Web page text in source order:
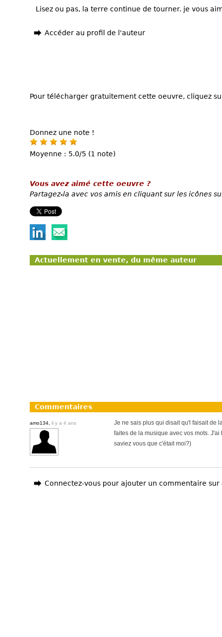
Lisez ou pas, la terre continue de tourner. je vous
Accéder au profil de l'auteur
Pour télécharger gratuitement cette oeuvre, cliquez
Donnez une note !
Moyenne : 5.0/5 (1 note)
Vous avez aimé cette oeuvre ?
Partagez-la avec vos amis en cliquant sur les icônes
Actuellement en vente, du même auteur
Commentaires
amo134, il y a 4 ans
Je ne sais plus qui disait qu'l faisait de
faites de la musique avec vos mots.
saviez vous que c'était moi?)
Connectez-vous pour ajouter un commentaire sur